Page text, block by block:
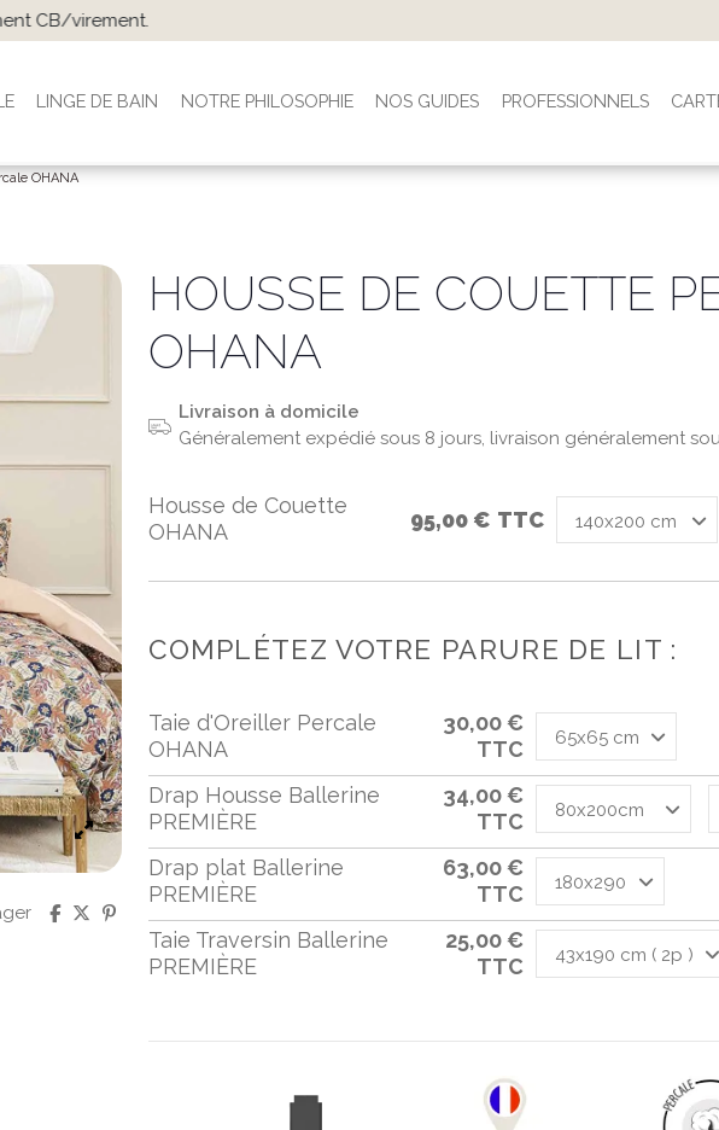
€ (France & Belgique). -3% dès 300 € et -5% dès 500 € en paiement CB/virement.
LINGE DE BAIN NOTRE PHILOSOPHIE NOS GUIDES PROFESSIONNELS
OHANA
HOUSSE DE COUETTE
OHANA
Livraison à domicile
Généralement expédié sous 8 jours, livraison généralement
Housse de Couette
OHANA
95,00 € TTC
COMPLÉTEZ VOTRE PARURE DE LIT :
Taie d'Oreiller Percale
OHANA
30,00 €
TTC
Drap Housse Ballerine
PREMIÈRE
34,00 €
TTC
Drap plat Ballerine
PREMIÈRE
63,00 €
TTC
Taie Traversin Ballerine
PREMIÈRE
25,00 €
TTC